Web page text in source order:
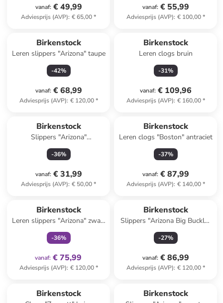
vanaf: € 49,99
Adviesprijs (AVP): € 65,00*
vanaf: € 55,99
Adviesprijs (AVP): € 100,00*
Birkenstock
Leren slippers "Arizona" taupe
-42%
vanaf: € 68,99
Adviesprijs (AVP): € 120,00*
Birkenstock
Leren clogs bruin
-31%
vanaf: € 109,96
Adviesprijs (AVP): € 160,00*
Birkenstock
Slippers "Arizona"
donkerblauw
-36%
vanaf: € 31,99
Adviesprijs (AVP): € 50,00*
Birkenstock
Leren clogs "Boston" antraciet
-37%
vanaf: € 87,99
Adviesprijs (AVP): € 140,00*
Birkenstock
Leren slippers "Arizona" zwart
- wijdte S
-36%
vanaf: € 75,99
Adviesprijs (AVP): € 120,00*
Birkenstock
Slippers "Arizona Big Buckle"
lichtroze
-27%
vanaf: € 86,99
Adviesprijs (AVP): € 120,00*
Birkenstock Birkenstock